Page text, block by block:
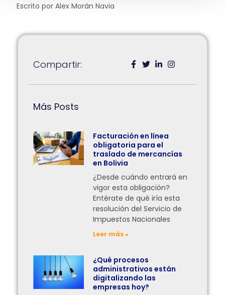
Escrito por Alex Morán Navia
Compartir:
Más Posts
Facturación en línea
obligatoria para el
traslado de mercancías
en Bolivia
¿Desde cuándo entrará en
vigor esta obligación?
Entérate de qué iría esta
resolución del Servicio de
Impuestos Nacionales
Leer más »
¿Qué procesos
administrativos están
digitalizando las
empresas hoy?